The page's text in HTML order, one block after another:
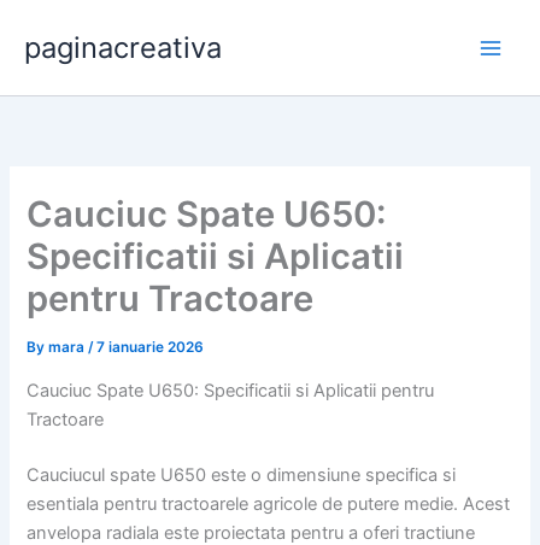
content
paginacreativa
Cauciuc Spate U650:
Specificatii si Aplicatii
pentru Tractoare
Bymara/7 ianuarie 2026
Cauciuc Spate U650: Specificatii si Aplicatii pentru
Tractoare
Cauciucul spate U650 este o dimensiune specifica si
esentiala pentru tractoarele agricole de putere medie. Acest
anvelopa radiala este proiectata pentru a oferi tractiune